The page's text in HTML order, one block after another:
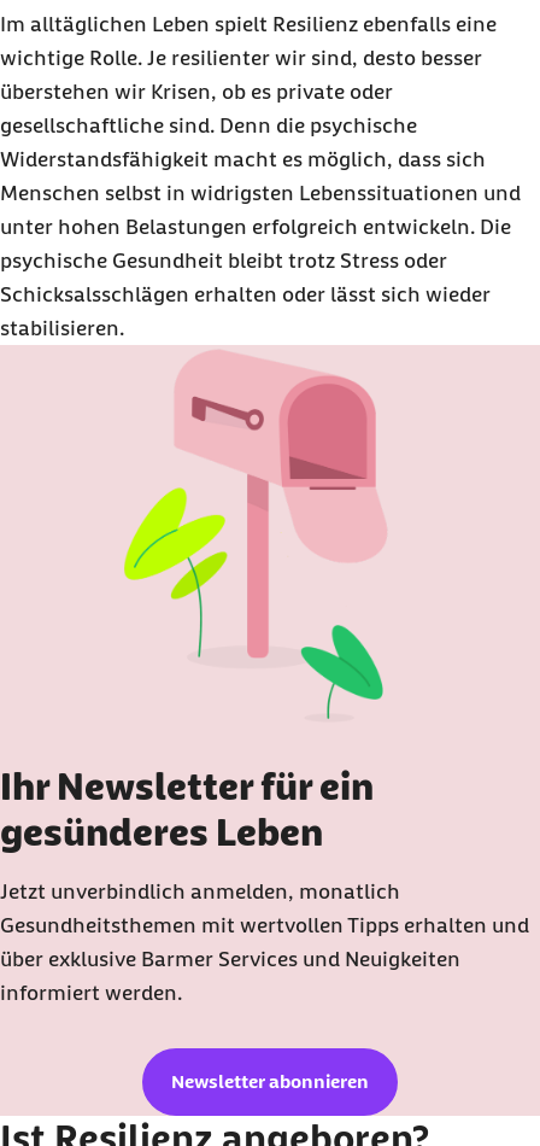
Im alltäglichen Leben spielt Resilienz ebenfalls eine
wichtige Rolle. Je resilienter wir sind, desto besser
überstehen wir Krisen, ob es private oder
gesellschaftliche sind. Denn die psychische
Widerstandsfähigkeit macht es möglich, dass sich
Menschen selbst in widrigsten Lebenssituationen und
unter hohen Belastungen erfolgreich entwickeln. Die
psychische Gesundheit bleibt trotz Stress oder
Schicksalsschlägen erhalten oder lässt sich wieder
stabilisieren.
Ihr Newsletter für ein
gesünderes Leben
Jetzt unverbindlich anmelden, monatlich
Gesundheitsthemen mit wertvollen Tipps erhalten und
über exklusive Barmer Services und Neuigkeiten
informiert werden.
Newsletter abonnieren